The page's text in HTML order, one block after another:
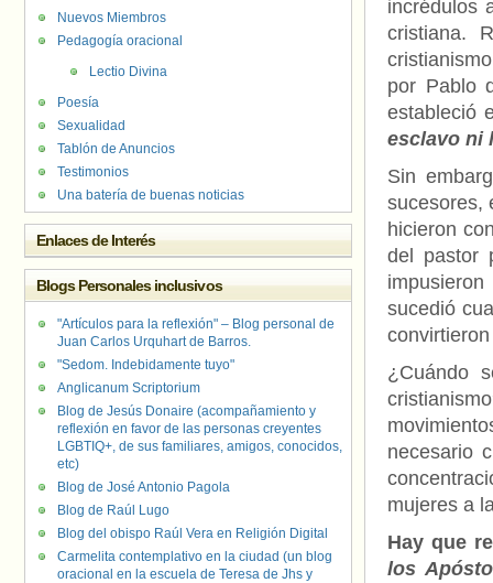
incrédulos
cristiana.
por Pablo
estableció
esclavo ni
Sin
sucesores,
hicieron
del pastor
sucedió
¿Cuándo
necesario
mujeres a
Hay que
los
Nuevos Miembros
Pedagogía oracional
Lectio Divina
Poesía
Sexualidad
Tablón de Anuncios
Testimonios
Una batería de buenas noticias
Enlaces de Interés
Blogs Personales inclusivos
"Artículos para la reflexión" – Blog personal de
Juan Carlos Urquhart de Barros.
"Sedom. Indebidamente tuyo"
Anglicanum Scriptorium
Blog de Jesús Donaire (acompañamiento y
reflexión en favor de las personas creyentes
LGBTIQ+, de sus familiares, amigos, conocidos,
etc)
Blog de José Antonio Pagola
Blog de Raúl Lugo
Blog del obispo Raúl Vera en Religión Digital
Carmelita contemplativo en la ciudad (un blog
oracional en la escuela de Teresa de Jhs y